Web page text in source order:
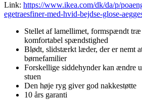
Link: https://www.ikea.com/dk/da/p/
egetraesfiner-med-hvid-bejdse-glose-
Stellet af lamellimet, formspændt
komfortabel spændstighed
Blødt, slidstærkt læder, der er nemt
børnefamilier
Forskellige siddehynder kan ændre
stuen
Den høje ryg giver god nakkestøtte
10 års garanti